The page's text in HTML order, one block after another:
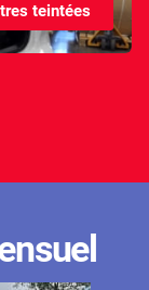
teintées